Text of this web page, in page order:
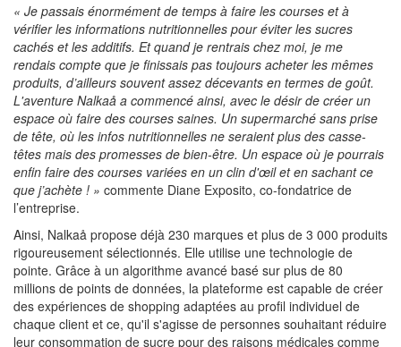
« Je passais énormément de temps à faire les courses et à
vérifier les informations nutritionnelles pour éviter les sucres
cachés et les additifs. Et quand je rentrais chez moi, je me
rendais compte que je finissais pas toujours acheter les mêmes
produits, d’ailleurs souvent assez décevants en termes de goût.
L'aventure Nalkaå a commencé ainsi, avec le désir de créer un
espace où faire des courses saines. Un supermarché sans prise
de tête, où les infos nutritionnelles ne seraient plus des casse-
têtes mais des promesses de bien-être. Un espace où je pourrais
enfin faire des courses variées en un clin d'œil et en sachant ce
que j’achète ! » commente Diane Exposito, co-fondatrice de
l’entreprise.
Ainsi, Nalkaå propose déjà 230 marques et plus de 3 000 produits
rigoureusement sélectionnés. Elle utilise une technologie de
pointe. Grâce à un algorithme avancé basé sur plus de 80
millions de points de données, la plateforme est capable de créer
des expériences de shopping adaptées au profil individuel de
chaque client et ce, qu'il s'agisse de personnes souhaitant réduire
leur consommation de sucre pour des raisons médicales comme